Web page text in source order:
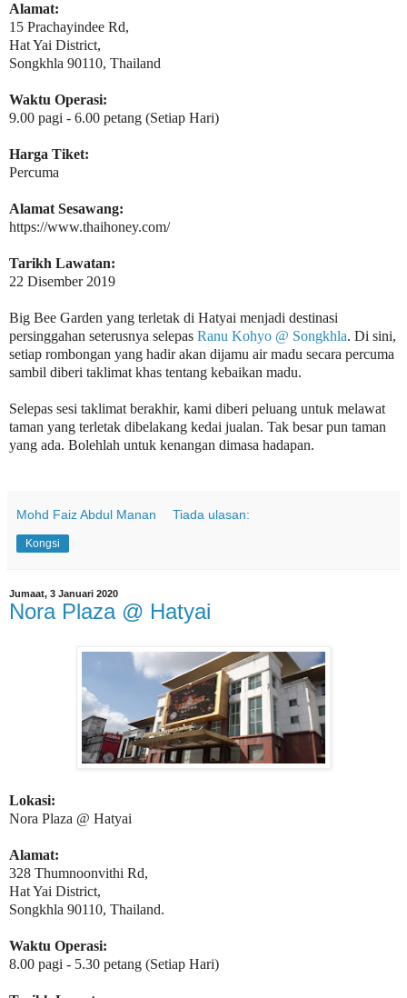
Alamat:
15 Prachayindee Rd,
Hat Yai District,
Songkhla 90110, Thailand
Waktu Operasi:
9.00 pagi - 6.00 petang (Setiap Hari)
Harga Tiket:
Percuma
Alamat Sesawang:
https://www.thaihoney.com/
Tarikh Lawatan:
22 Disember 2019
Big Bee Garden yang terletak di Hatyai menjadi destinasi
persinggahan seterusnya selepas Ranu Kohyo @ Songkhla. Di sini,
setiap rombongan yang hadir akan dijamu air madu secara percuma
sambil diberi taklimat khas tentang kebaikan madu.
Selepas sesi taklimat berakhir, kami diberi peluang untuk melawat
taman yang terletak dibelakang kedai jualan. Tak besar pun taman
yang ada. Bolehlah untuk kenangan dimasa hadapan.
Mohd Faiz Abdul Manan Tiada ulasan:
Kongsi
Jumaat, 3 Januari 2020
Nora Plaza @ Hatyai
Lokasi:
Nora Plaza @ Hatyai
Alamat:
328 Thumnoonvithi Rd,
Hat Yai District,
Songkhla 90110, Thailand.
Waktu Operasi:
8.00 pagi - 5.30 petang (Setiap Hari)